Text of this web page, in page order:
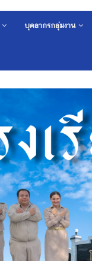
บุคลากรกลุ่มงาน